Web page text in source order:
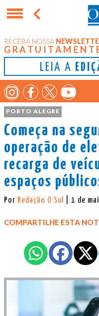
RECEBA NOSSA
LEIA A
PORTO ALEGRE
Começa na
operação de
recarga de
espaços
Por Redação O Sul | 1 de
COMPARTILHE ESTA